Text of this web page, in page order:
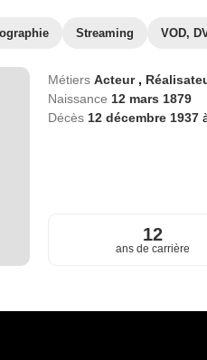
Streaming VOD,
Métiers Acteur ,
Naissance 12 mars 1879
Décès 12 décembre 1937
12
ans de carrière